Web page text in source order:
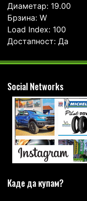
Диаметар: 19.00
Брзина: W
Load Index: 100
Достапност: Да
Social Networks
Каде да купам?